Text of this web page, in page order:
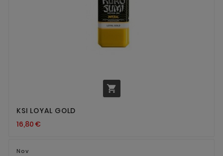

KSI LOYAL GOLD
16,80 €
Nov